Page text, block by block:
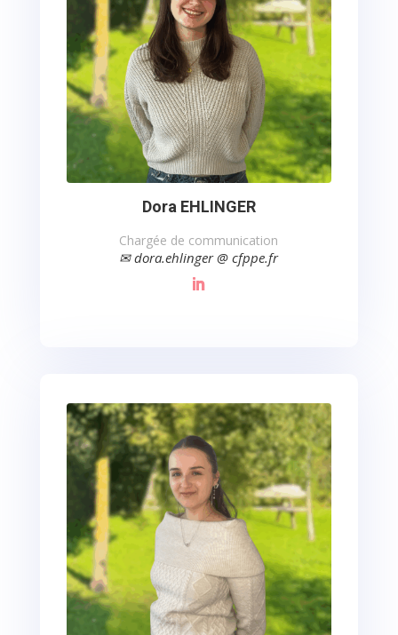
Dora EHLINGER
Chargée de communication
✉ dora.ehlinger @ cfppe.fr